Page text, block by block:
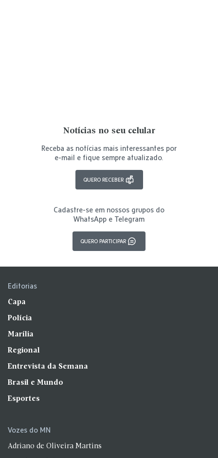
Notícias no seu celular
Receba as notícias mais interessantes por
e-mail e fique sempre atualizado.
QUERO RECEBER
Cadastre-se em nossos grupos do
WhatsApp e Telegram
QUERO PARTICIPAR
Editorias
Capa
Polícia
Marília
Regional
Entrevista da Semana
Brasil e Mundo
Esportes
Vozes do MN
Adriano de Oliveira Martins